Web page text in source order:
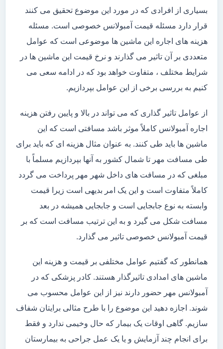
بسیاری از افرادی که در مورد این موضوع تحقیق می کنند
قرار دارد مسئله قیمت آمبولانس خصوصی است. مسئله
هزینه های اجاره این ماشین ها موضوعی است که عوامل
متعددی بر آن تاثیر می گذارند و نرخ قیمت این ماشین ها در
شرایط مختلف ، متفاوت خواهد بود که در ادامه سعی می
کنیم به بررسی برخی از این عوامل بپردازیم.
از عوامل تاثیر گذاری که می تواند در بالا و پایین رفتن هزینه
اجاره آمبولانس کاملاً موثر باشد مسافتی است که این
ماشین ها باید طی کنند. به عنوان مثال هزینه ای که باید برای
طی مسافت مهر تا شمال کشور به آنها بپردازیم مسلماً با
مبلغی که در مسافت های داخل شهر مهر پرداخت می گردد
کاملاً متفاوت است و این یک امر بدیهی است زیرا قیمت
وابسته به نوع جابجایی است و جابجایی همیشه در بعد
مسافت شکل می گیرد و به این ترتیب مسافت است که بر
قیمت آمبولانس خصوصی تاثیر می گذارد.
همانطور که گفتیم عوامل مختلفی بر قیمت و هزینه این
ماشین های امدادی تاثیرگذار هستند. کادر پزشکی که در
آمبولانس مهر حضور دارند نیز از این عوامل محسوب می
شوند. اجازه دهید این موضوع را با طرح مثالی برایتان شفاف
سازیم. گاهی اوقات یک بیمار که حال وخیمی ندارد و فقط
برای انجام چند آزمایش و یا یک عمل جراحی به بیمارستان